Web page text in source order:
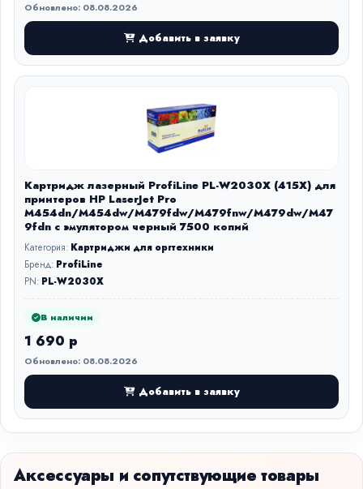
Обновлено: 08.08.2026
Добавить в заявку
Картридж лазерный ProfiLine PL-W2030X (415X) для
принтеров HP LaserJet Pro
M454dn/M454dw/M479fdw/M479fnw/M479dw/M47
9fdn с эмулятором черный 7500 копий
Категория: Картриджи для оргтехники
Бренд: ProfiLine
PN: PL-W2030X
В наличии
1 690 р
Обновлено: 08.08.2026
Добавить в заявку
Аксессуары и сопутствующие товары